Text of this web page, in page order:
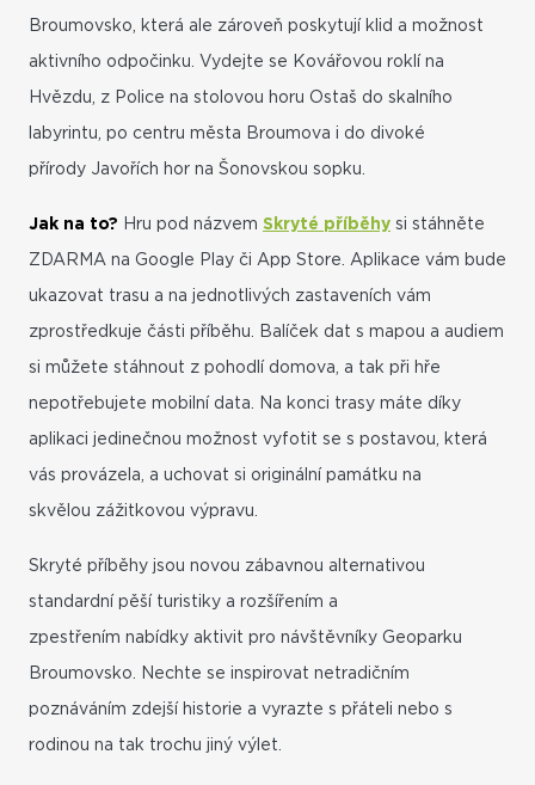
Broumovsko, která ale zároveň poskytují klid a možnost
aktivního odpočinku. Vydejte se Kovářovou roklí na
Hvězdu, z Police na stolovou horu Ostaš do skalního
labyrintu, po centru města Broumova i do divoké
přírody Javořích hor na Šonovskou sopku.
Jak na to? Hru pod názvem Skryté příběhy si stáhněte
ZDARMA na Google Play či App Store. Aplikace vám bude
ukazovat trasu a na jednotlivých zastaveních vám
zprostředkuje části příběhu. Balíček dat s mapou a audiem
si můžete stáhnout z pohodlí domova, a tak při hře
nepotřebujete mobilní data. Na konci trasy máte díky
aplikaci jedinečnou možnost vyfotit se s postavou, která
vás provázela, a uchovat si originální památku na
skvělou zážitkovou výpravu.
Skryté příběhy jsou novou zábavnou alternativou
standardní pěší turistiky a rozšířením a
zpestřením nabídky aktivit pro návštěvníky Geoparku
Broumovsko. Nechte se inspirovat netradičním
poznáváním zdejší historie a vyrazte s přáteli nebo s
rodinou na tak trochu jiný výlet.